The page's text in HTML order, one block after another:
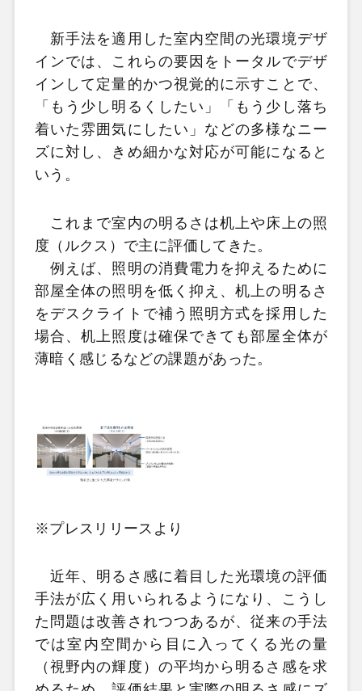
新手法を適用した室内空間の光環境デザ
インでは、これらの要因をトータルでデザ
インして定量的かつ視覚的に示すことで、
「もう少し明るくしたい」「もう少し落ち
着いた雰囲気にしたい」などの多様なニー
ズに対し、きめ細かな対応が可能になると
いう。
これまで室内の明るさは机上や床上の照
度（ルクス）で主に評価してきた。
例えば、照明の消費電力を抑えるために
部屋全体の照明を低く抑え、机上の明るさ
をデスクライトで補う照明方式を採用した
場合、机上照度は確保できても部屋全体が
薄暗く感じるなどの課題があった。
※プレスリリースより
近年、明るさ感に着目した光環境の評価
手法が広く用いられるようになり、こうし
た問題は改善されつつあるが、従来の手法
では室内空間から目に入ってくる光の量
（視野内の輝度）の平均から明るさ感を求